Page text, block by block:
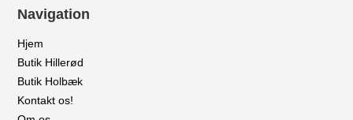
Navigation
Hjem
Butik Hillerød
Butik Holbæk
Kontakt os!